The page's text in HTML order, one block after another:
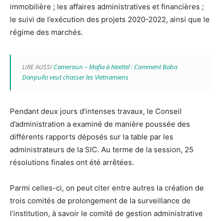
immobilière ; les affaires administratives et financières ;
le suivi de l’exécution des projets 2020-2022, ainsi que le
régime des marchés.
LIRE AUSSI Cameroun – Mafia à Nexttel : Comment Baba
Danpullo veut chasser les Vietnamiens
Pendant deux jours d’intenses travaux, le Conseil
d’administration a examiné de manière poussée des
différents rapports déposés sur la table par les
administrateurs de la SIC. Au terme de la session, 25
résolutions finales ont été arrêtées.
Parmi celles-ci, on peut citer entre autres la création de
trois comités de prolongement de la surveillance de
l’institution, à savoir le comité de gestion administrative